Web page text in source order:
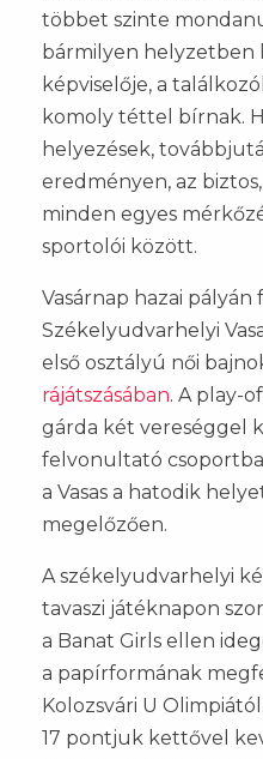
többet szinte
bármilyen helyzetben
képviselője, a
komoly téttel bírnak.
helyezések,
eredményen, az
minden egyes
sportolói között.
Vasárnap hazai pályán
Székelyudvarhelyi
első osztályú női
rájátszásában. A play-
gárda két vereséggel
felvonultató
a Vasas a hatodik
megelőzően.
A székelyudvarhelyi
tavaszi játéknapon
a Banat Girls ellen
a papírformának
Kolozsvári U
17 pontjuk kettővel